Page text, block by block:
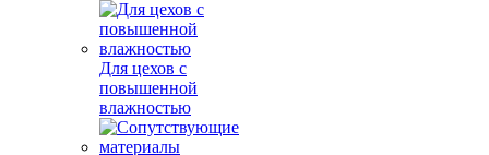
Для цехов с
повышенной
влажностью